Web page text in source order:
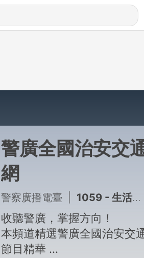
警廣全國治安交
網
警察廣播電臺 1059 - 生活法律 | 媽媽借用兒子帳戶存錢，帳戶存款是否為遺產？ ft.陽昇法律事務所 鄧湘全律師
收聽警廣，掌握方向！
本頻道精選警廣全國治安交
節目精華